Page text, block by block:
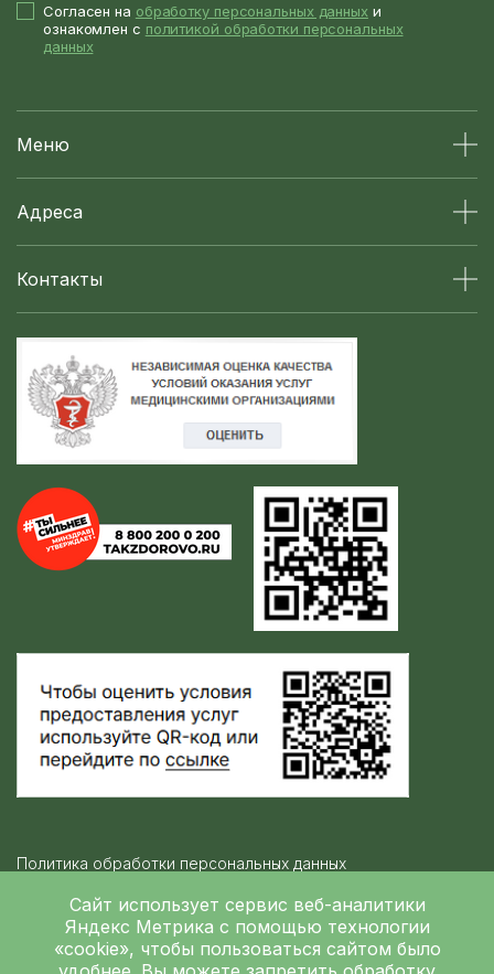
Сайт использует сервис веб-аналитики
Яндекс Метрика с помощью технологии
«cookie», чтобы пользоваться сайтом было
Согласен на обработку персональных данных и
ознакомлен с политикой обработки персональных
данных
Меню
Адреса
Контакты
Политика обработки персональных данных
Независимая оценка качества